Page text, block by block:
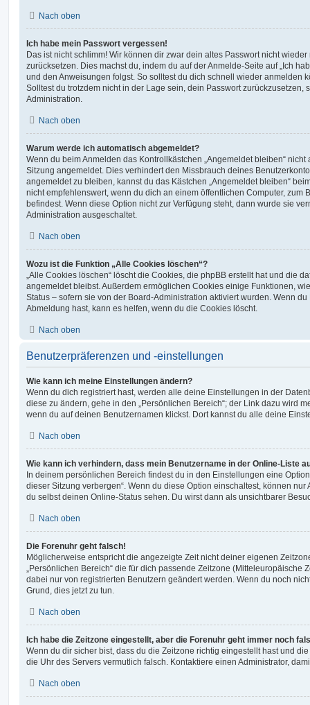
Nach oben
Ich habe mein Passwort vergessen!
Das ist nicht schlimm! Wir können dir zwar dein altes Passwort nicht
zurücksetzen. Dies machst du, indem du auf der Anmelde-Seite auf „Ich
und den Anweisungen folgst. So solltest du dich schnell wieder anmelden
Solltest du trotzdem nicht in der Lage sein, dein Passwort zurückzusetzen,
Administration.
Nach oben
Warum werde ich automatisch abgemeldet?
Wenn du beim Anmelden das Kontrollkästchen „Angemeldet bleiben“
Sitzung angemeldet. Dies verhindert den Missbrauch deines
angemeldet zu bleiben, kannst du das Kästchen „Angemeldet bleiben“
nicht empfehlenswert, wenn du dich an einem öffentlichen Computer, zum
befindest. Wenn diese Option nicht zur Verfügung steht, dann wurde sie
Administration ausgeschaltet.
Nach oben
Wozu ist die Funktion „Alle Cookies löschen“?
„Alle Cookies löschen“ löscht die Cookies, die phpBB erstellt hat und die
angemeldet bleibst. Außerdem ermöglichen Cookies einige Funktionen,
Status – sofern sie von der Board-Administration aktiviert wurden. Wenn
Abmeldung hast, kann es helfen, wenn du die Cookies löscht.
Nach oben
Benutzerpräferenzen und -einstellungen
Wie kann ich meine Einstellungen ändern?
Wenn du dich registriert hast, werden alle deine Einstellungen in der
diese zu ändern, gehe in den „Persönlichen Bereich“; der Link dazu wird
wenn du auf deinen Benutzernamen klickst. Dort kannst du alle deine
Nach oben
Wie kann ich verhindern, dass mein Benutzername in der Online-Liste
In deinem persönlichen Bereich findest du in den Einstellungen eine
dieser Sitzung verbergen“. Wenn du diese Option einschaltest, können
du selbst deinen Online-Status sehen. Du wirst dann als unsichtbarer
Nach oben
Die Forenuhr geht falsch!
Möglicherweise entspricht die angezeigte Zeit nicht deiner eigenen
„Persönlichen Bereich“ die für dich passende Zeitzone (Mitteleuropäische
dabei nur von registrierten Benutzern geändert werden. Wenn du noch
Grund, dies jetzt zu tun.
Nach oben
Ich habe die Zeitzone eingestellt, aber die Forenuhr geht immer noch
Wenn du dir sicher bist, dass du die Zeitzone richtig eingestellt hast und
die Uhr des Servers vermutlich falsch. Kontaktiere einen Administrator,
Nach oben